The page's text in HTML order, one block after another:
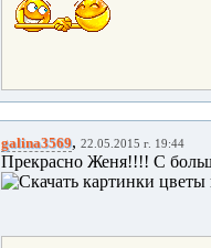
galina3569, 22.05.2015 г. 19:44
Прекрасно Женя!!!! С